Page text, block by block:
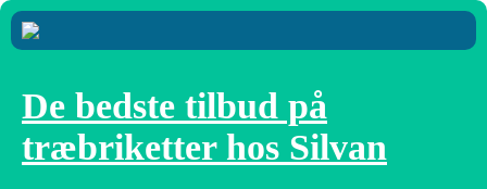
De bedste tilbud på
træbriketter hos Silvan